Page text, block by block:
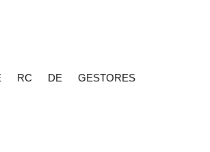
RC DE GESTORES